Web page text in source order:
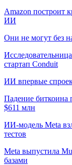
Amazon
ИИ
Они не могут без
стартап Conduit
ИИ впервые
Падение биткоина
$611 млн
ИИ-модель Meta
тестов
Meta выпустила
базами